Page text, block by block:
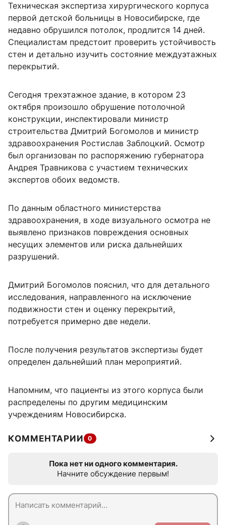
Техническая экспертиза хирургического корпуса
первой детской больницы в Новосибирске, где
недавно обрушился потолок, продлится 14 дней.
Специалистам предстоит проверить устойчивость
стен и детально изучить состояние междуэтажных
перекрытий.
Сегодня трехэтажное здание, в котором 23
октября произошло обрушение потолочной
конструкции, инспектировали министр
строительства Дмитрий Богомолов и министр
здравоохранения Ростислав Заблоцкий. Осмотр
был организован по распоряжению губернатора
Андрея Травникова с участием технических
экспертов обоих ведомств.
По данным областного министерства
здравоохранения, в ходе визуального осмотра не
выявлено признаков повреждения основных
несущих элементов или риска дальнейших
разрушений.
Дмитрий Богомолов пояснил, что для детального
исследования, направленного на исключение
подвижности стен и оценку перекрытий,
потребуется примерно две недели.
После получения результатов экспертизы будет
определен дальнейший план мероприятий.
Напомним, что пациенты из этого корпуса были
распределены по другим медицинским
учреждениям Новосибирска.
КОММЕНТАРИИ 0
Пока нет ни одного комментария.
Начните обсуждение первым!